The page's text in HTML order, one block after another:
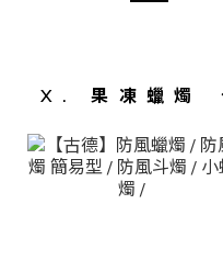
X. 果凍蠟燭